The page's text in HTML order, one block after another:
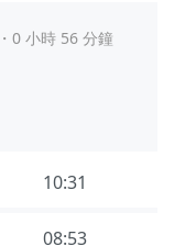
0 小時 56 分鐘
10:31
08:53